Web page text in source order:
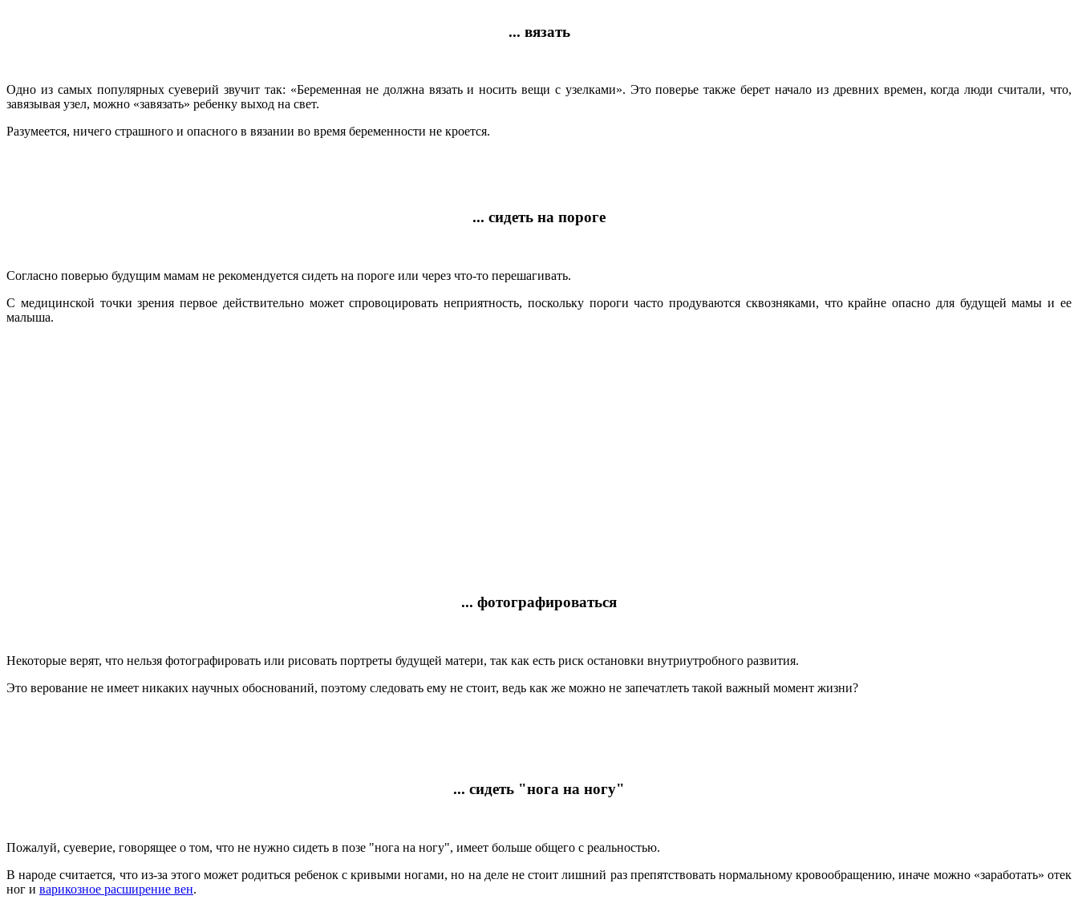
... вязать
Одно из самых популярных суеверий звучит так: «Беременная не должна вязать и носить вещи с узелками». Это поверье также берет начало из древних времен, когда люди считали, что,
завязывая узел, можно «завязать» ребенку выход на свет.
Разумеется, ничего страшного и опасного в вязании во время беременности не кроется.
... сидеть на пороге
Согласно поверью будущим мамам не рекомендуется сидеть на пороге или через что-то перешагивать.
С медицинской точки зрения первое действительно может спровоцировать неприятность, поскольку пороги часто продуваются сквозняками, что крайне опасно для будущей мамы и ее
малыша.
... фотографироваться
Некоторые верят, что нельзя фотографировать или рисовать портреты будущей матери, так как есть риск остановки внутриутробного развития.
Это верование не имеет никаких научных обоснований, поэтому следовать ему не стоит, ведь как же можно не запечатлеть такой важный момент жизни?
... сидеть "нога на ногу"
Пожалуй, суеверие, говорящее о том, что не нужно сидеть в позе "нога на ногу", имеет больше общего с реальностью.
В народе считается, что из-за этого может родиться ребенок с кривыми ногами, но на деле не стоит лишний раз препятствовать нормальному кровообращению, иначе можно «заработать» отек
ног и варикозное расширение вен.